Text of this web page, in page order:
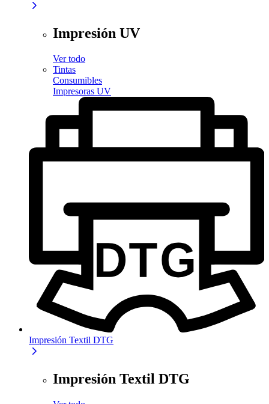
Impresión UV
Ver todo
Tintas
Consumibles
Impresoras UV
Impresión Textil DTG
Impresión Textil DTG